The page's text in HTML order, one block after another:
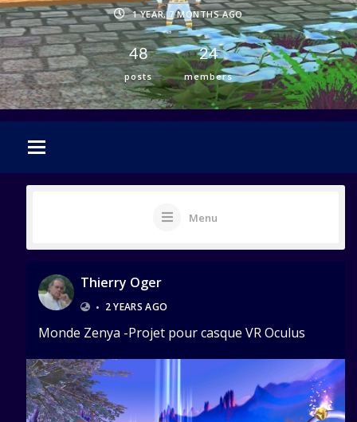
1 YEAR, 7 MONTHS AGO
48
posts
24
members
Menu
Thierry Oger
• 2 YEARS AGO
Monde Zenya -Projet pour casque VR Oculus